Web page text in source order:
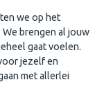
we op het
brengen al jouw
gaat voelen.
jezelf en
met allerlei